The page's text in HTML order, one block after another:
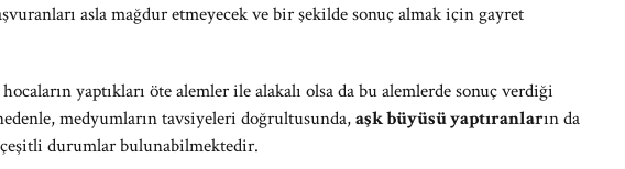
asla mağdur etmeyecek ve bir şekilde sonuç almak için gayret
yaptıkları öte alemler ile alakalı olsa da bu alemlerde sonuç verdiği
medyumların tavsiyeleri doğrultusunda,aşk büyüsü yaptıranların da
durumlar bulunabilmektedir.